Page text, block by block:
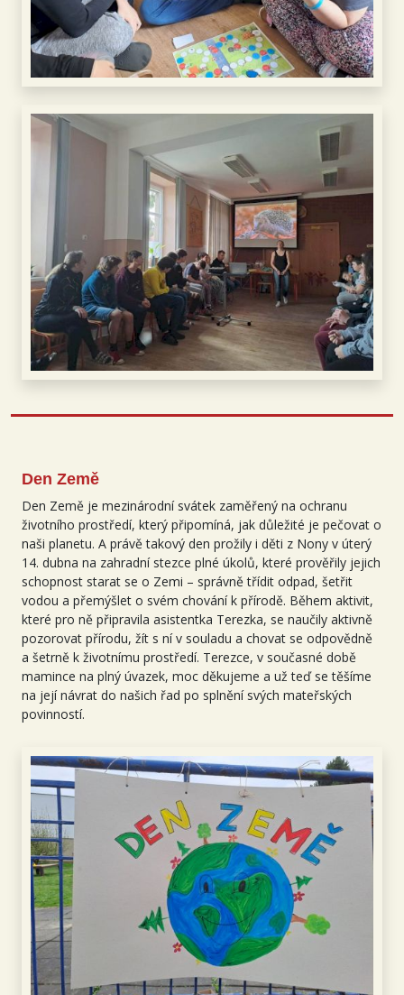
Den Země
Den Země je mezinárodní svátek zaměřený na ochranu
životního prostředí, který připomíná, jak důležité je pečovat o
naši planetu. A právě takový den prožily i děti z Nony v úterý
14. dubna na zahradní stezce plné úkolů, které prověřily jejich
schopnost starat se o Zemi – správně třídit odpad, šetřit
vodou a přemýšlet o svém chování k přírodě. Během aktivit,
které pro ně připravila asistentka Terezka, se naučily aktivně
pozorovat přírodu, žít s ní v souladu a chovat se odpovědně
a šetrně k životnímu prostředí. Terezce, v současné době
mamince na plný úvazek, moc děkujeme a už teď se těšíme
na její návrat do našich řad po splnění svých mateřských
povinností.